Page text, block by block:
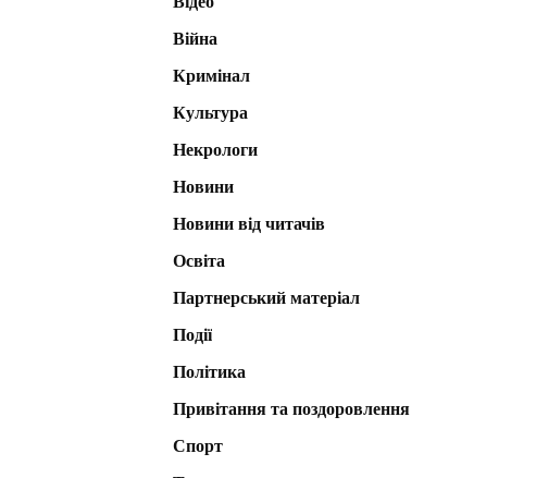
Війна
Кримінал
Культура
Некрологи
Новини
Новини від читачів
Освіта
Партнерський матеріал
Події
Політика
Привітання та поздоровлення
Спорт